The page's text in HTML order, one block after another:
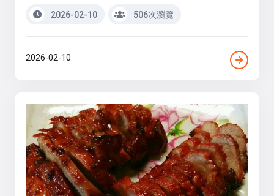
2026-02-10 506次瀏覽
2026-02-10